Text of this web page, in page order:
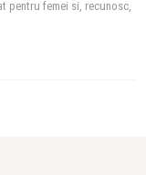
pentru femei si, recunosc,